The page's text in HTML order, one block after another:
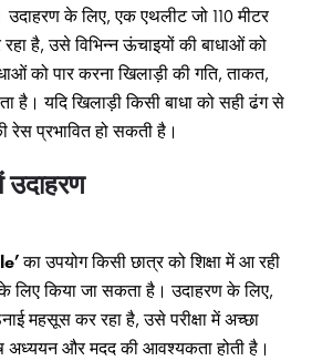
उदाहरण के लिए, एक एथलीट जो 110 मीटर
रहा है, उसे विभिन्न ऊंचाइयों की बाधाओं को
को पार करना खिलाड़ी की गति, ताकत,
है। यदि खिलाड़ी किसी बाधा को सही ढंग से
रेस प्रभावित हो सकती है।
उदाहरण
का उपयोग किसी छात्र को शिक्षा में आ रही
लिए किया जा सकता है। उदाहरण के लिए,
महसूस कर रहा है, उसे परीक्षा में अच्छा
अध्ययन और मदद की आवश्यकता होती है।